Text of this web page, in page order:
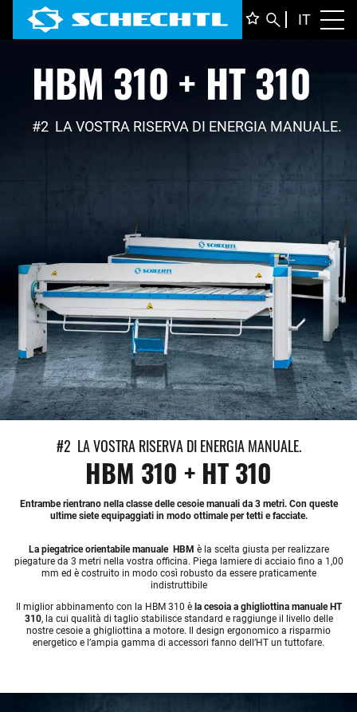
IT
HBM 310 + HT 310
#2 LA VOSTRA RISERVA DI ENERGIA MANUALE.
#2 LA VOSTRA RISERVA DI ENERGIA MANUALE.
HBM 310 + HT 310
Entrambe rientrano nella classe delle cesoie manuali da 3 metri. Con queste
ultime siete equipaggiati in modo ottimale per tetti e facciate.
La piegatrice orientabile manuale HBM è la scelta giusta per realizzare
piegature da 3 metri nella vostra officina. Piega lamiere di acciaio fino a 1,00
mm ed è costruito in modo così robusto da essere praticamente
indistruttibile
Il miglior abbinamento con la HBM 310 è la cesoia a ghigliottina manuale HT
310, la cui qualità di taglio stabilisce standard e raggiunge il livello delle
nostre cesoie a ghigliottina a motore. Il design ergonomico a risparmio
energetico e l’ampia gamma di accessori fanno dell’HT un tuttofare.